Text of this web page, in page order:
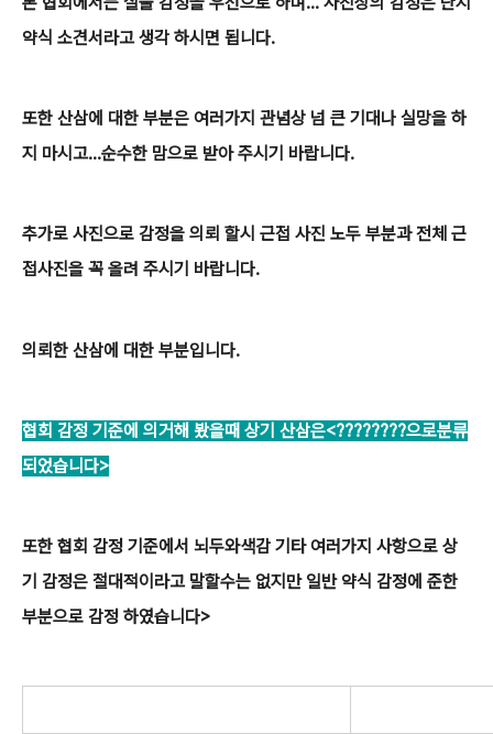
약식 소견서라고 생각 하시면 됩니다.
또한 산삼에 대한 부분은 여러가지 관념상 넘 큰 기대나 실망을 하
지 마시고...순수한 맘으로 받아 주시기 바랍니다.
추가로 사진으로 감정을 의뢰 할시 근접 사진 노두 부분과 전체 근
접사진을 꼭 올려 주시기 바랍니다.
의뢰한 산삼에 대한 부분입니다.
협회 감정 기준에 의거해 봤을때 상기 산삼은<????????으로분류
되었습니다>
또한 협회 감정 기준에서 뇌두와색감 기타 여러가지 사항으로 상
기 감정은 절대적이라고 말할수는 없지만 일반 약식 감정에 준한
부분으로 감정 하였습니다>